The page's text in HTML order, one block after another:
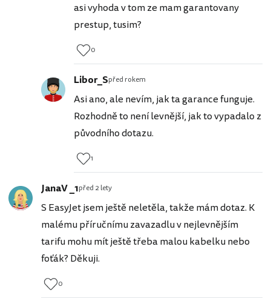
asi vyhoda v tom ze mam garantovany
prestup, tusim?
0
Libor_Spřed rokem
Asi ano, ale nevím, jak ta garance funguje.
Rozhodně to není levnější, jak to vypadalo z
původního dotazu.
1
JanaV _1před 2 lety
S EasyJet jsem ještě neletěla, takže mám dotaz. K
malému příručnímu zavazadlu v nejlevnějším
tarifu mohu mít ještě třeba malou kabelku nebo
foťák? Děkuji.
0